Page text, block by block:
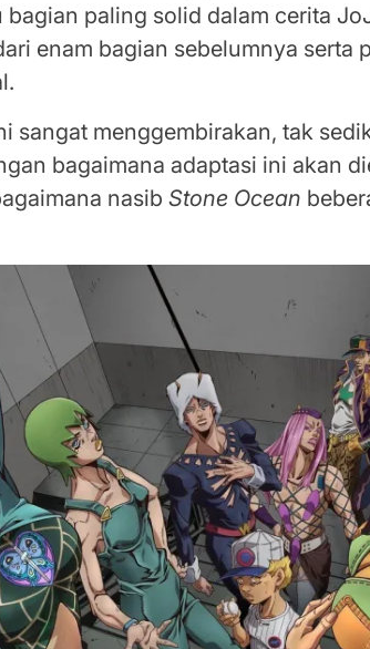
bagian paling solid dalam cerita
enam bagian sebelumnya serta
sangat menggembirakan, tak
bagaimana adaptasi ini akan
nasibStone Ocean